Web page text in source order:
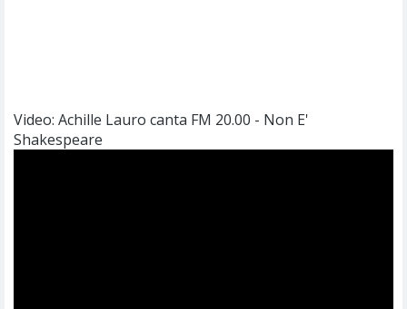
Video: Achille Lauro canta FM 20.00 - Non E'
Shakespeare